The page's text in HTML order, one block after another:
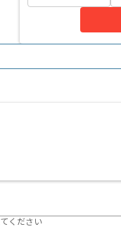
ください